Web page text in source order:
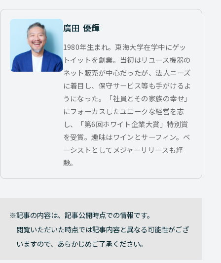
廣田 優輝
1980年生まれ。東海大学在学中にゲッ
トイットを創業。当初はリユース機器の
ネット販売が中心だったが、法人ニーズ
に着目し、保守サービス等も手がけるよ
うになった。「社員とその家族の幸せ」
にフォーカスしたユニークな経営を志
し、「第6回ホワイト企業大賞」特別賞
を受賞。趣味はワインとサーフィン。ベ
ーシストとしてメジャーリリースも経
験。
記事の内容は、記事公開時点での情報です。
閲覧いただいた時点では記事内容と異なる可能性がござ
いますので、あらかじめご了承ください。